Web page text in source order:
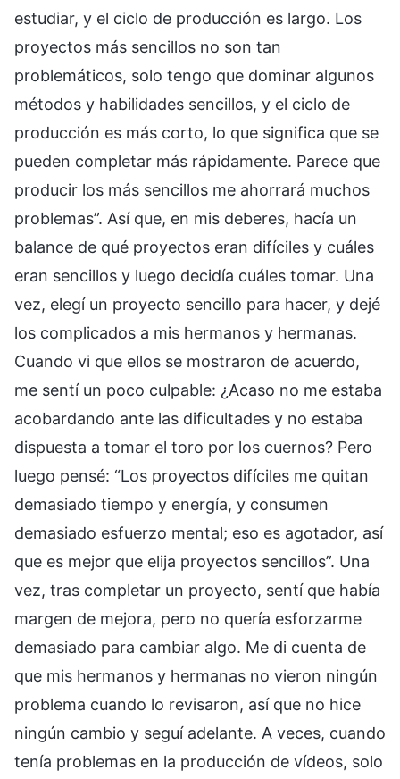
estudiar, y el ciclo de producción es largo. Los
proyectos más sencillos no son tan
problemáticos, solo tengo que dominar algunos
métodos y habilidades sencillos, y el ciclo de
producción es más corto, lo que significa que se
pueden completar más rápidamente. Parece que
producir los más sencillos me ahorrará muchos
problemas”. Así que, en mis deberes, hacía un
balance de qué proyectos eran difíciles y cuáles
eran sencillos y luego decidía cuáles tomar. Una
vez, elegí un proyecto sencillo para hacer, y dejé
los complicados a mis hermanos y hermanas.
Cuando vi que ellos se mostraron de acuerdo,
me sentí un poco culpable: ¿Acaso no me estaba
acobardando ante las dificultades y no estaba
dispuesta a tomar el toro por los cuernos? Pero
luego pensé: “Los proyectos difíciles me quitan
demasiado tiempo y energía, y consumen
demasiado esfuerzo mental; eso es agotador, así
que es mejor que elija proyectos sencillos”. Una
vez, tras completar un proyecto, sentí que había
margen de mejora, pero no quería esforzarme
demasiado para cambiar algo. Me di cuenta de
que mis hermanos y hermanas no vieron ningún
problema cuando lo revisaron, así que no hice
ningún cambio y seguí adelante. A veces, cuando
tenía problemas en la producción de vídeos, solo